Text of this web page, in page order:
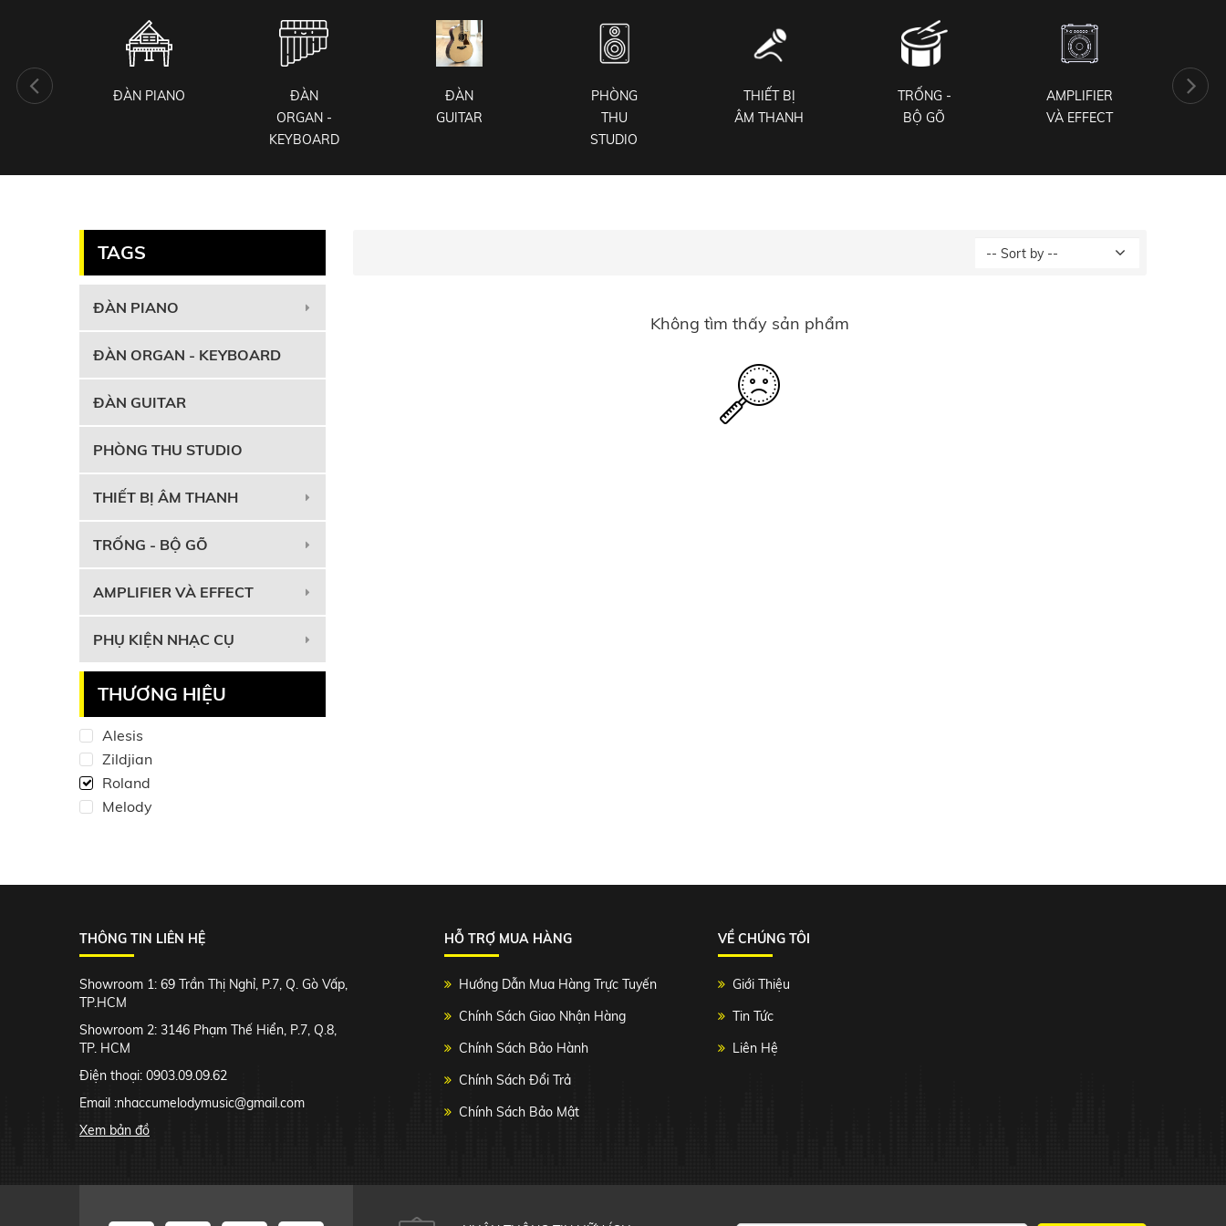
ĐÀN PIANO
ĐÀN
ORGAN -
KEYBOARD
ĐÀN
GUITAR
PHÒNG
THU
STUDIO
THIẾT BỊ
ÂM THANH
TRỐNG -
BỘ GÕ
AMPLIFIER
VÀ EFFECT
TAGS
ĐÀN PIANO
ĐÀN ORGAN - KEYBOARD
ĐÀN GUITAR
PHÒNG THU STUDIO
THIẾT BỊ ÂM THANH
TRỐNG - BỘ GÕ
AMPLIFIER VÀ EFFECT
PHỤ KIỆN NHẠC CỤ
THƯƠNG HIỆU
Alesis
Zildjian
Roland
Melody
Không tìm thấy sản phẩm
THÔNG TIN LIÊN HỆ
Showroom 1: 69 Trần Thị Nghỉ, P.7, Q. Gò Vấp,
TP.HCM
Showroom 2: 3146 Phạm Thế Hiển, P.7, Q.8,
TP. HCM
Điện thoại: 0903.09.09.62
Email :nhaccumelodymusic@gmail.com
Xem bản đồ
HỖ TRỢ MUA HÀNG
Hướng Dẫn Mua Hàng Trực Tuyến
Chính Sách Giao Nhận Hàng
Chính Sách Bảo Hành
Chính Sách Đổi Trả
Chính Sách Bảo Mật
VỀ CHÚNG TÔI
Giới Thiệu
Tin Tức
Liên Hệ